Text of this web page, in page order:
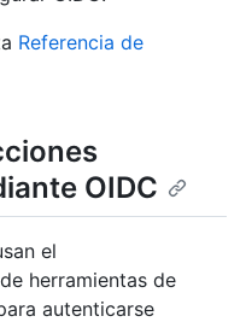
Referencia de
OIDC
el
herramientas de
autenticarse